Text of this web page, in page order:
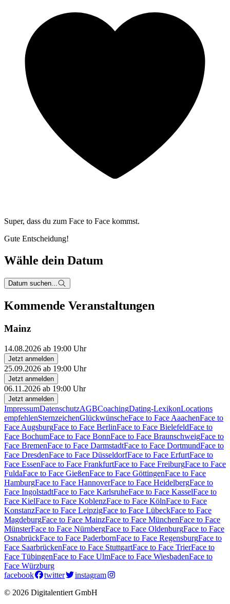
Super, dass du zum Face to Face kommst.
Gute Entscheidung!
Wähle dein Datum
Datum suchen...
Kommende Veranstaltungen
Mainz
14.08.2026 ab 19:00 Uhr
Jetzt anmelden
25.09.2026 ab 19:00 Uhr
Jetzt anmelden
06.11.2026 ab 19:00 Uhr
Jetzt anmelden
ImpressumDatenschutzAGBCoachingDating-LexikonLocations
empfehlenSternzeichenGlückwünscheFace to Face AaachenFace to
Face AugsburgFace to Face BerlinFace to Face BielefeldFace to
Face BochumFace to Face BonnFace to Face BraunschweigFace to
Face BremenFace to Face DarmstadtFace to Face DortmundFace to
Face DresdenFace to Face DüsseldorfFace to Face ErfurtFace to
Face EssenFace to Face FrankfurtFace to Face FreiburgFace to Face
FuldaFace to Face GießenFace to Face GöttingenFace to Face
HamburgFace to Face HannoverFace to Face HeidelbergFace to
Face IngolstadtFace to Face KarlsruheFace to Face KasselFace to
Face KielFace to Face KoblenzFace to Face KölnFace to Face
KonstanzFace to Face LeipzigFace to Face LübeckFace to Face
MagdeburgFace to Face MainzFace to Face MünchenFace to Face
MünsterFace to Face NürnbergFace to Face OldenburgFace to Face
OsnabrückFace to Face PaderbornFace to Face RegensburgFace to
Face SaarbrückenFace to Face StuttgartFace to Face TrierFace to
Face TübingenFace to Face UlmFace to Face WiesbadenFace to
Face Würzburg
facebook
twitter
instagram
© 2026 Digitalentiert GmbH